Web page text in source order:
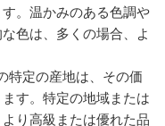
。温かみのある色調や
色は、多くの場合、よ
特定の産地は、その価
す。特定の地域または
り高級または優れた品